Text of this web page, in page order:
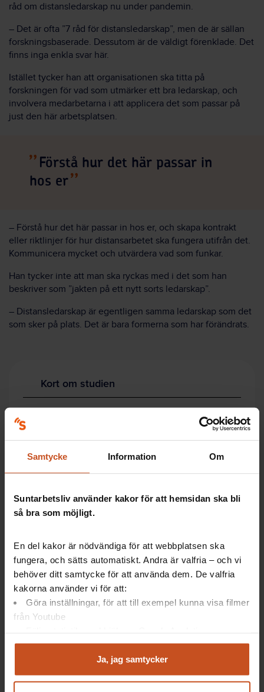
Samtycke Information Om
Suntarbetsliv använder kakor för att hemsidan ska bli
så bra som möjligt.
En del kakor är nödvändiga för att webbplatsen ska
fungera, och sätts automatiskt. Andra är valfria – och vi
behöver ditt samtycke för att använda dem. De valfria
kakorna använder vi för att:
Göra inställningar, för att till exempel kunna visa filmer
från Youtube
Analysera trafik för att kunna visa riktad information
Du kan när som helst återta ditt godkännande genom att
Ja, jag samtycker
råd om distansledarskap nu under pandemin.
– Det är ofta ”7 råd för distansledarskap”, men de är sällan
forskningsbaserade. Dessutom är de väldigt förenklade. Det
finns inga enkla svar här.
Istället tycker han att organisationen ska titta på
forskningen för vad som utmärker ett bra ledarskap, och
involvera medarbetarna i att applicera det som passar på
just den här arbetsplatsen.
Förstå hur det här passar in
hos er
– Förstå hur det här passar in hos er, och skapa kontrakt
eller riktlinjer för hur distansarbetet ska fungera utifrån det.
Kommunicera mycket och utvärdera vad som funkar.
Han tycker inte att man ska ryckas med i det som han
beskriver som ”jakten på ett nytt sorts ledarskap”.
– Distansledarskap är egentligen samma ledarskap som det
som sker på plats. Det är bara formerna som har förändrats.
Kort om studien
Studiens namn:
Ledarskap vid distansarbete – hur
Forskare:Andreas Wallo och Daniel Lundqvist
Institution:
Linköpings Universitet, HELIX
Skillnad på välbefinnande och
tillfredsställelse
det på arbetsplatsen.Exempel: Är du stressad på
jobbet? Trivs du på arbetsplatsen?